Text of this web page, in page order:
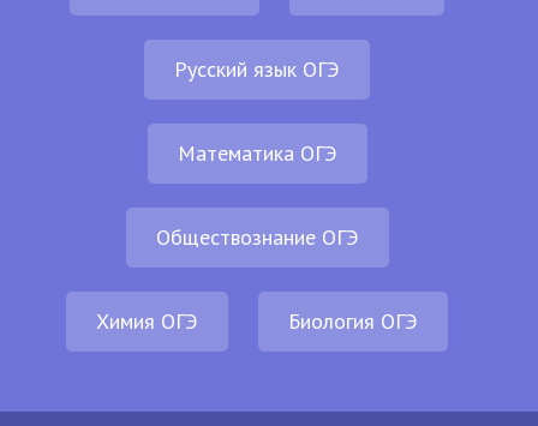
Русский язык ОГЭ
Математика ОГЭ
Обществознание ОГЭ
Химия ОГЭ Биология ОГЭ